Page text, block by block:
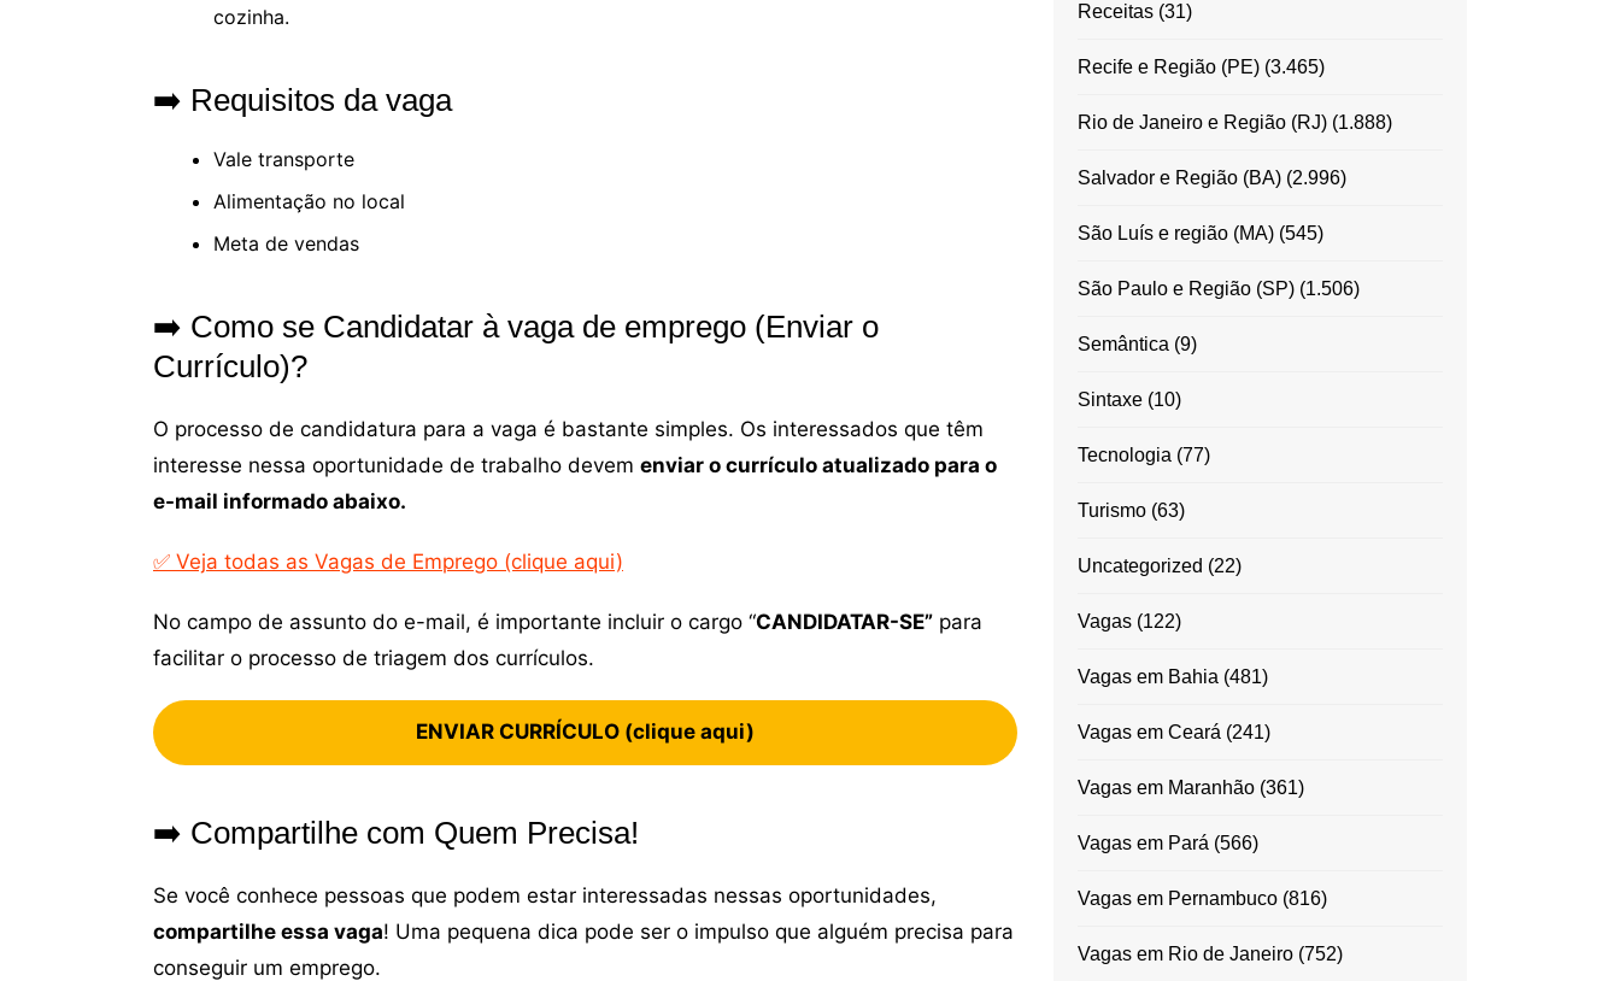
cozinha.
➡️ Requisitos da vaga
Vale transporte
Alimentação no local
Meta de vendas
➡️ Como se Candidatar à vaga de emprego (Enviar o
Currículo)?
O processo de candidatura para a vaga é bastante simples. Os interessados que têm
interesse nessa oportunidade de trabalho devem enviar o currículo atualizado para o
e-mail informado abaixo.
✅ Veja todas as Vagas de Emprego (clique aqui)
No campo de assunto do e-mail, é importante incluir o cargo “CANDIDATAR-SE” para
facilitar o processo de triagem dos currículos.
ENVIAR CURRÍCULO (clique aqui)
➡️ Compartilhe com Quem Precisa!
Se você conhece pessoas que podem estar interessadas nessas oportunidades,
compartilhe essa vaga! Uma pequena dica pode ser o impulso que alguém precisa para
conseguir um emprego.
Receitas(31)
Recife e Região (PE)(3.465)
Rio de Janeiro e Região (RJ)(1.888)
Salvador e Região (BA)(2.996)
São Luís e região (MA)(545)
São Paulo e Região (SP)(1.506)
Semântica (9)
Sintaxe(10)
Tecnologia (77)
Turismo(63)
Uncategorized (22)
Vagas(122)
Vagas em Bahia (481)
Vagas em Ceará (241)
Vagas em Maranhão(361)
Vagas em Pará (566)
Vagas em Pernambuco(816)
Vagas em Rio de Janeiro(752)